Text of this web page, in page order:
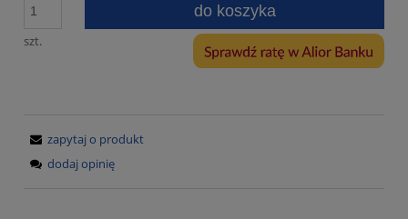
szt.
do koszyka
zapytaj o produkt
dodaj opinię